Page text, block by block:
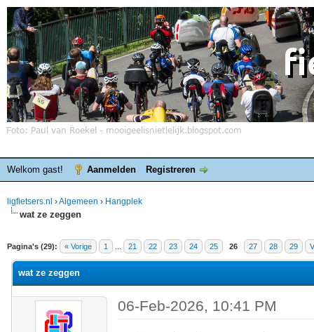
Welkom gast! Aanmelden Registreren
ligfietsers.nl ›Algemeen › Hangplek
wat ze zeggen
Pagina's (29): « Vorige 1 21 22 23 24 25 26 27 28 29
waardering is 0
wat ze zeggen
06-Feb-2026, 10:41 PM